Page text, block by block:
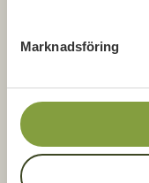
Marknadsföring